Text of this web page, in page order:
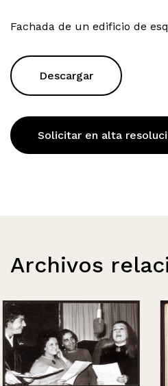
Fachada de un edificio de
Descargar
Solicitar en alta
Archivos